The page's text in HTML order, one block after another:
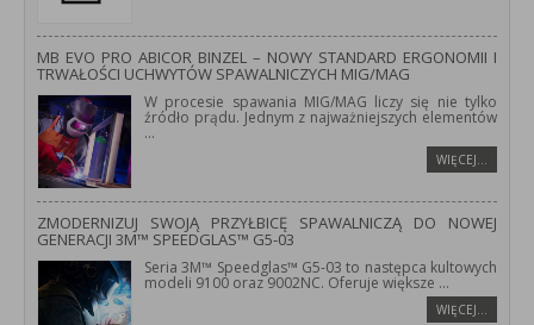
MB EVO PRO ABICOR BINZEL – NOWY STANDARD ERGONOMII I
TRWAŁOŚCI UCHWYTÓW SPAWALNICZYCH MIG/MAG
W procesie spawania MIG/MAG liczy się nie tylko
źródło prądu. Jednym z najważniejszych elementów
...
WIĘCEJ…
ZMODERNIZUJ SWOJĄ PRZYŁBICĘ SPAWALNICZĄ DO NOWEJ
GENERACJI 3M™ SPEEDGLAS™ G5-03
Seria 3M™ Speedglas™ G5-03 to następca kultowych
modeli 9100 oraz 9002NC. Oferuje większe ...
WIĘCEJ…